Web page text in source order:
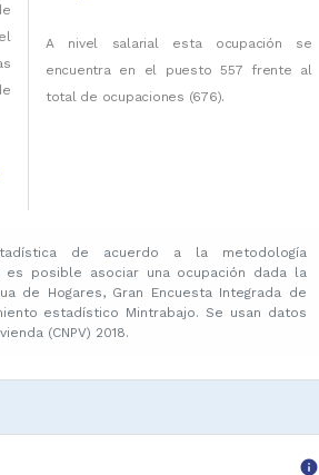
A nivel salarial esta ocupación se
encuentra en el puesto 557 frente al
total de ocupaciones (676).
de acuerdo a la metodología
posible asociar una ocupación dada la
de Hogares, Gran Encuesta Integrada de
estadístico Mintrabajo. Se usan datos
(CNPV) 2018.
info